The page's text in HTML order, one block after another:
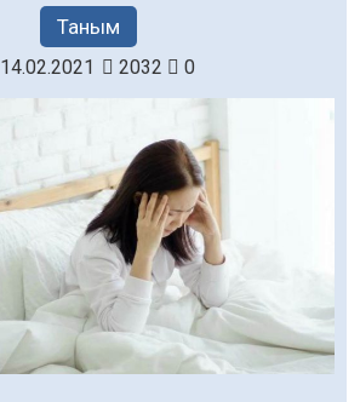
Таным
14.02.2021 2032 0